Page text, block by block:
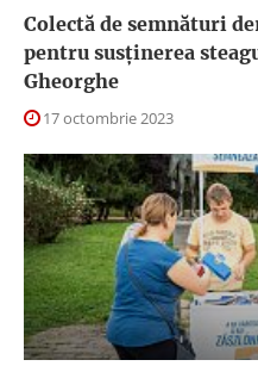
Colectă de semnături
pentru susţinerea
Gheorghe
17 octombrie 2023